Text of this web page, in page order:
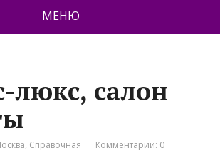
МЕНЮ
люкс, салон
, Справочная Комментарии: 0